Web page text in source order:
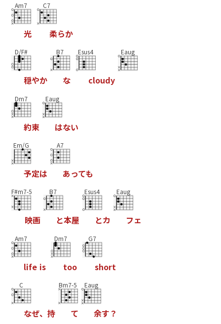
Am7
光
C7
柔らか
D/F#
穏やか
B7
な
Esus4
cloudy
Eaug
Dm7
約束
Eaug
はない
Em/G
予定は
A7
あっても
F#m7-5
映画
B7
と本屋
Esus4
とカ
Eaug
フェ
Am7
life is
Dm7
too
G7
short
C
なぜ、 持
Bm7-5
て
Eaug
余す ？